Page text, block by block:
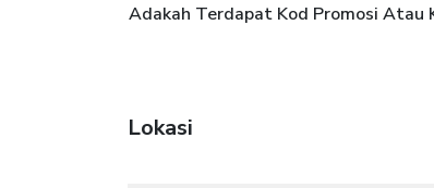
Adakah Terdapat Kod Promosi Atau
Lokasi